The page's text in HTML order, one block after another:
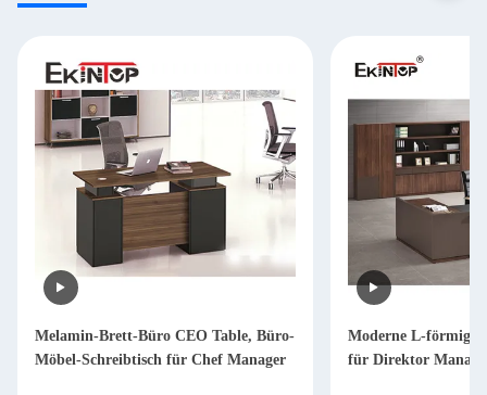
Melamin-Brett-Büro CEO Table, Büro-
Möbel-Schreibtisch für Chef Manager
Moderne L-förmige
für Direktor